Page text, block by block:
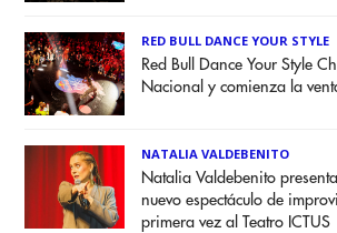
RED BULL DANCE YOUR STYLE
Red Bull Dance Your Style
Nacional y comienza la
NATALIA VALDEBENITO
Natalia Valdebenito presenta
nuevo espectáculo de
primera vez al Teatro ICTUS